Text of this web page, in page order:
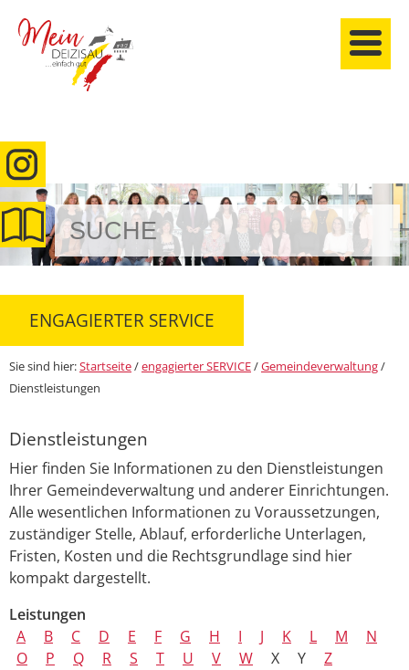
anmelden
ENGAGIERTER SERVICE
Sie sind hier:Startseite/engagierter SERVICE/Gemeindeverwaltung/
Dienstleistungen
Dienstleistungen
Hier finden Sie Informationen zu den Dienstleistungen
Ihrer Gemeindeverwaltung und anderer Einrichtungen.
Alle wesentlichen Informationen zu Voraussetzungen,
zuständiger Stelle, Ablauf, erforderliche Unterlagen,
Fristen, Kosten und die Rechtsgrundlage sind hier
kompakt dargestellt.
Leistungen
A
B C D E F G H I J K L M
N
O
P Q R S T U V W X Y Z